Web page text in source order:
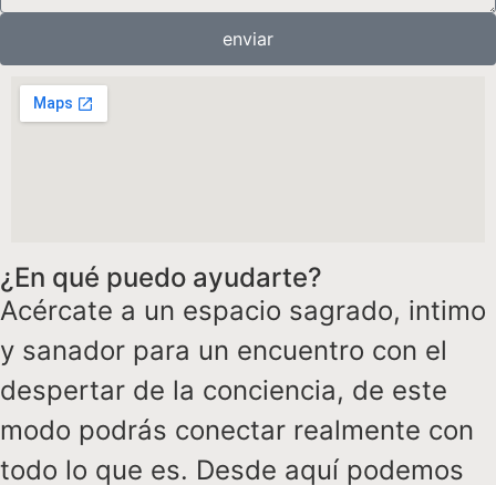
enviar
¿En qué puedo ayudarte?
Acércate a un espacio sagrado, intimo
y sanador para un encuentro con el
despertar de la conciencia, de este
modo podrás conectar realmente con
todo lo que es. Desde aquí podemos